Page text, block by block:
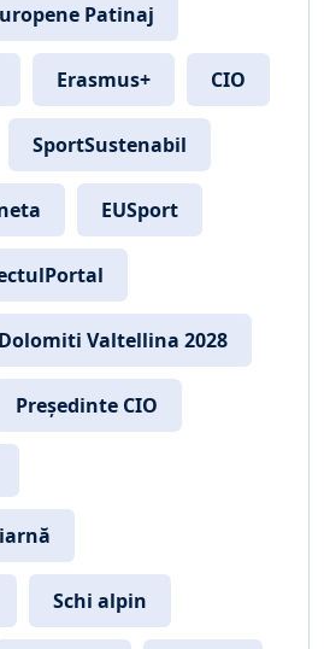
Patinaj
Erasmus+ CIO
SportSustenabil
EUSport
Dolomiti Valtellina 2028
Președinte CIO
Schi alpin